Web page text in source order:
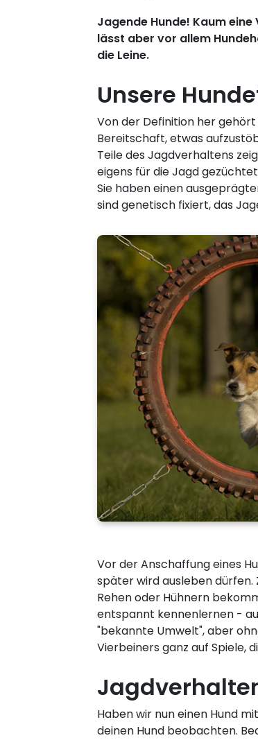
Jagende Hunde! Kaum
lässt aber vor allem
die Leine.
Unsere
Von der Definition her
Bereitschaft, etwas
Teile des Jagdverhaltens
eigens für die Jagd
Sie haben einen
sind genetisch fixiert, das
Vor der Anschaffung eines
später wird ausleben dürfen.
Rehen oder Hühnern
entspannt kennenlernen -
"bekannte Umwelt", aber
Vierbeiners ganz auf Spiele,
Haben wir nun einen Hund
deinen Hund beobachten.